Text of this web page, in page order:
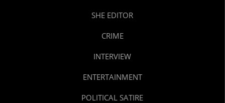
SHE EDITOR
CRIME
INTERVIEW
ENTERTAINMENT
POLITICAL SATIRE